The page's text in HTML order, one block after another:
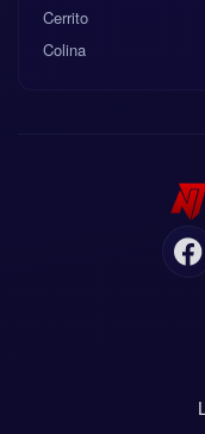
Cerrito
Colina